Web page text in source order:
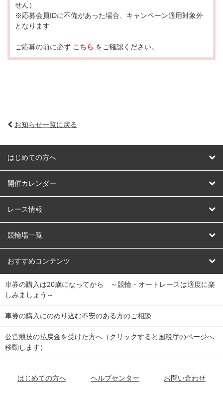
せん）
※応募会員IDに不備があった場合、キャンペーン適用対象外
となります
ご応募の前に必ず こちら をご確認ください。
お知らせ一覧に戻る
はじめての方へ
はじめての方へ
開催カレンダー
競輪
オートレース
競輪くじ
Dokanto!
チャリロトプラザ
レース情報
レース予想
レース結果
キャリーオーバー一覧
競輪場一覧
北日本 函館競輪場
関
東
弥彦競輪場 前橋競輪場 取手競輪場 宇都宮競輪場
関
東
小田原競輪場
名古屋競輪場 岐阜競輪場 大垣競輪場 豊橋競輪場
おすすめコンテンツ
競輪選手情報
Perfecta Navi
netkeirin
車券の購入は20歳になってから ～競輪・オートレースは適度に楽
しみましょう～
車券の購入にのめり込む不安のある方のご相談
公営競技の払戻金を受けた方へ（クリックすると国税庁のページへ
移動します）
はじめての方へ ヘルプセンター お問い合わせ